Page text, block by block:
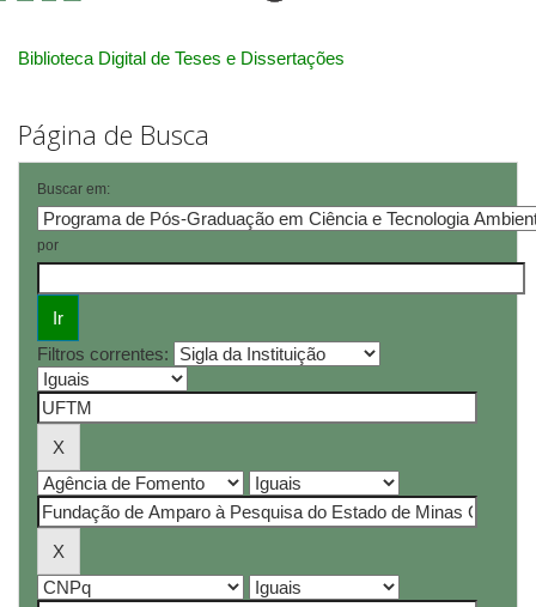
Biblioteca Digital de Teses e Dissertações
Página de Busca
Buscar em:
por
Filtros correntes: